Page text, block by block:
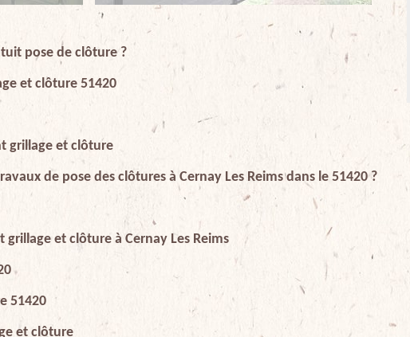
pose de clôture ?
et clôture 51420
grillage et clôture
de pose des clôtures à Cernay Les Reims dans le 51420 ?
et clôture à Cernay Les Reims
51420
et clôture